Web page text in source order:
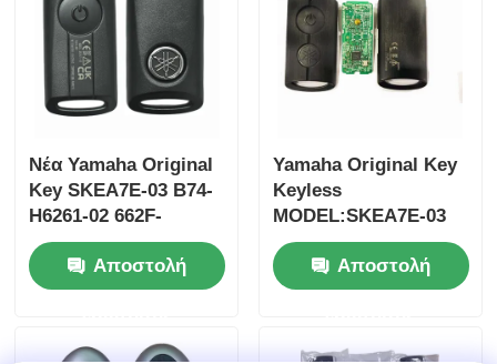
Νέα Yamaha Original
Key SKEA7E-03 B74-
H6261-02 662F-
SKEA7D03
Αποστολή
Yamaha Original Key
Keyless
MODEL:SKEA7E-03
Για την Yamaha
έξυπνο
τηλεχειριστήριο
Αποστολή